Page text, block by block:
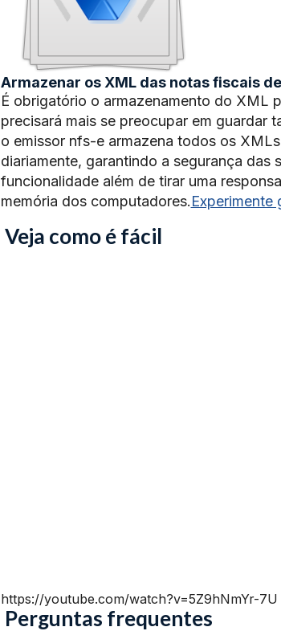
Armazenar os XML das notas fiscais
É obrigatório o armazenamento do XML
precisará mais se preocupar em guardar
o emissor nfs-e armazena todos os
diariamente, garantindo a segurança das
funcionalidade além de tirar uma
memória dos computadores.Experimente
Veja como é fácil
https://youtube.com/watch?v=5Z9hNmYr-7U
Perguntas frequentes